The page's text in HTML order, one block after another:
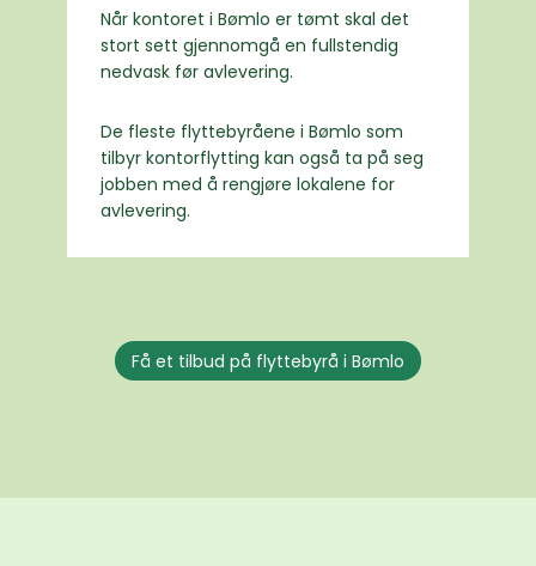
Når kontoret i Bømlo er tømt skal det
stort sett gjennomgå en fullstendig
nedvask før avlevering.
De fleste flyttebyråene i Bømlo som
tilbyr kontorflytting kan også ta på seg
jobben med å rengjøre lokalene for
avlevering.
Få et tilbud på flyttebyrå i Bømlo